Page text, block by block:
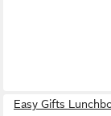
Easy Gifts